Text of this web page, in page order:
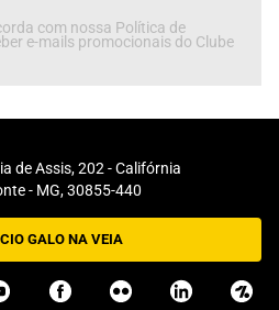
com nossa Política de
e-mails promocionais do Clube
de Assis, 202 - Califórnia
- MG, 30855-440
GALO NA VEIA